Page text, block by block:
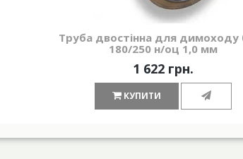
Труба двостінна для димоходу
180/250 н/оц 1,0 мм
1 622 грн.
КУПИТИ